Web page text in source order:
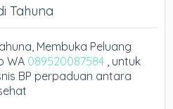
Tahuna
Membuka Peluang
WA 089520087584 , untuk
BP perpaduan antara